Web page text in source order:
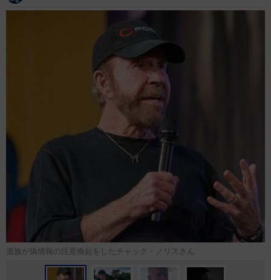
遺族が偽情報の注意喚起をしたチャック・ノリスさん